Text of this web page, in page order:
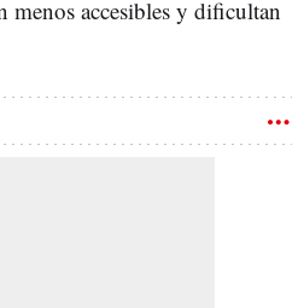
menos accesibles y dificultan